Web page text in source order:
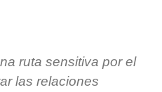
ruta sensitiva por el
las relaciones